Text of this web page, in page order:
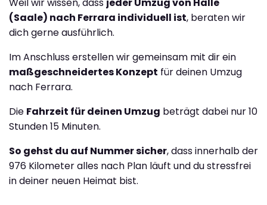
Weil wir wissen, dass jeder Umzug von Halle
(Saale) nach Ferrara individuell ist, beraten wir
dich gerne ausführlich.
Im Anschluss erstellen wir gemeinsam mit dir ein
maßgeschneidertes Konzept für deinen Umzug
nach Ferrara.
Die Fahrzeit für deinen Umzug beträgt dabei nur 10
Stunden 15 Minuten.
So gehst du auf Nummer sicher, dass innerhalb der
976 Kilometer alles nach Plan läuft und du stressfrei
in deiner neuen Heimat bist.